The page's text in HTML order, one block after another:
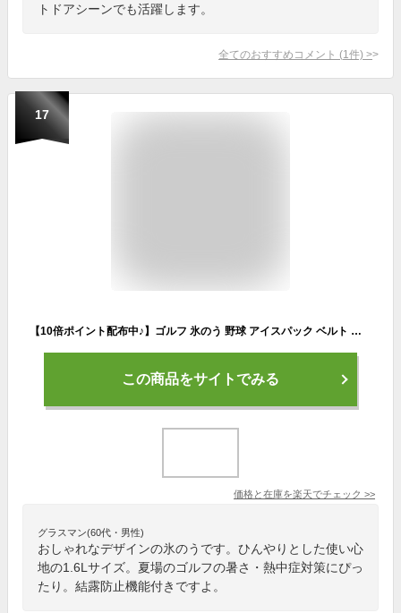
トドアシーンでも活躍します。
全てのおすすめコメント (1 件) >
17
【10倍ポイント配布中♪】ゴルフ 氷のう 野球 アイスパック ベルト カラビナ付 アイスパック スポーツ ひんやり 氷嚢 スマイル 氷のう クール 冷却 結露防止加工 アイスパック 大容量1.6L
この商品をサイトでみる
価格と在庫を楽天でチェック >>
グラスマン(60代・男性)
おしゃれなデザインの氷のうです。ひんやりとした使い心
地の1.6Lサイズ。夏場のゴルフの暑さ・熱中症対策にぴっ
たり。結露防止機能付きですよ。